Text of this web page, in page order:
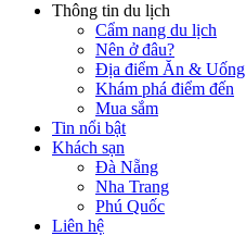
Thông tin du lịch
Cẩm nang du lịch
Nên ở đâu?
Địa điểm Ăn & Uống
Khám phá điểm đến
Mua sắm
Tin nổi bật
Khách sạn
Đà Nẵng
Nha Trang
Phú Quốc
Liên hệ